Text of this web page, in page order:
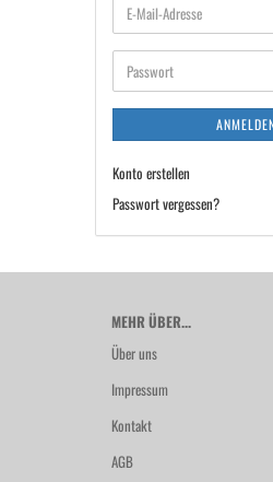
E-
Mail-
Adresse
Passwort
Konto erstellen
Passwort vergessen?
MEHR ÜBER...
Über uns
Impressum
Kontakt
AGB